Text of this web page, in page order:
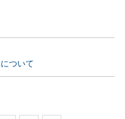
ついて